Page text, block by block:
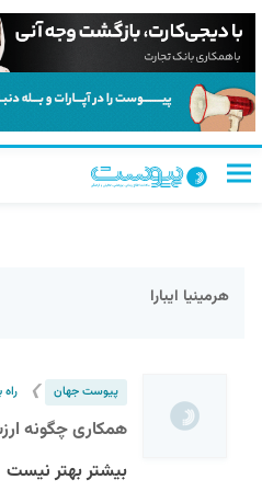
هرمینیا ایبارا
پیوست جهان ❯ راه
همکاری چگونه
بیشتر بهتر نیست